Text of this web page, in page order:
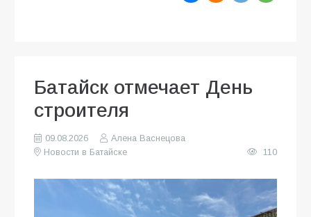
Батайск отмечает День
строителя
09.08.2026
Алена Васнецова
Новости в Батайске
110